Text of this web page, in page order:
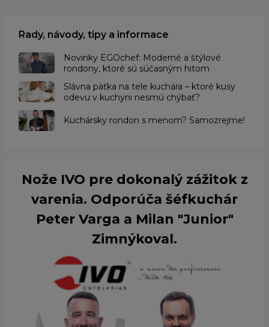
Rady, návody, tipy a informace
Novinky EGOchef: Moderné a štýlové
rondony, ktoré sú súčasným hitom
Slávna päťka na tele kuchára – ktoré kusy
odevu v kuchyni nesmú chýbať?
Kuchársky rondon s menom? Samozrejme!
Nože IVO pre dokonalý zážitok z
varenia. Odporúča šéfkuchár
Peter Varga a Milan "Junior"
Zimnýkoval.